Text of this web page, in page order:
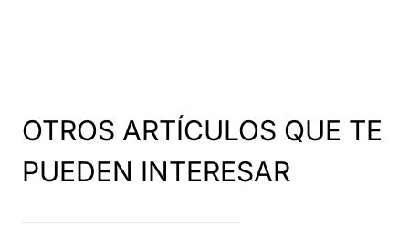
OTROS ARTÍCULOS QUE TE
PUEDEN INTERESAR